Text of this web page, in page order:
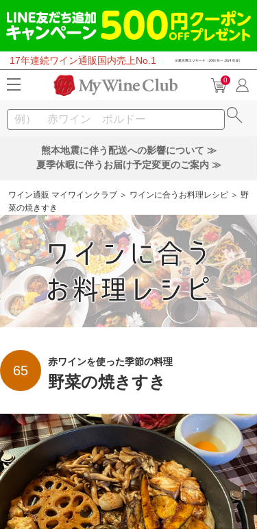
17年連続ワイン通販国内売上No.1
0
熊本地震に伴う配送への影響について ≫
夏季休暇に伴うお届け予定変更のご案内 ≫
ワイン通販 マイワインクラブ ＞ ワインに合うお料理レシピ ＞ 野
菜の焼きすき
65
赤ワインを使った季節の料理
野菜の焼きすき